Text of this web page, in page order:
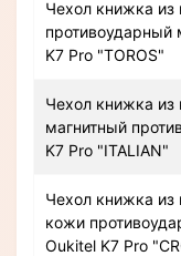
Чехол книжка из
противоударный
K7 Pro "TOROS"
Чехол книжка из
магнитный
K7 Pro "ITALIAN"
Чехол книжка из
кожи
Oukitel K7 Pro